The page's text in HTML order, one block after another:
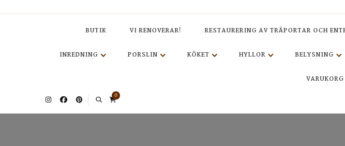
BUTIK VI RENOVERAR! RESTAURERING AV TRÄPORTAR OCH
INREDNING PORSLIN KÖKET HYLLOR BELYSNING
VARUKORG
0